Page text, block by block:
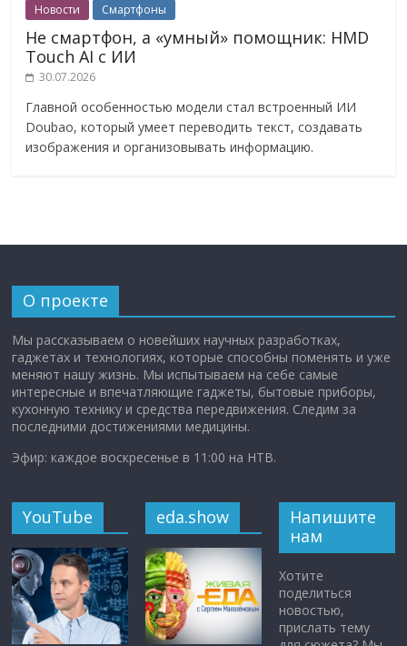
Новости Смартфоны
Не смартфон, а «умный» помощник: HMD
Touch AI с ИИ
30.07.2026
Главной особенностью модели стал встроенный ИИ
Doubao, который умеет переводить текст, создавать
изображения и организовывать информацию.
О проекте
Мы рассказываем о новейших научных разработках,
гаджетах и технологиях, которые способны поменять и уже
меняют нашу жизнь. Мы испытываем на себе самые
интересные и впечатляющие гаджеты, бытовые приборы,
кухонную технику и средства передвижения. Следим за
последними достижениями медицины.
Эфир: каждое воскресенье в 11:00 на НТВ.
YouTube eda.show
Напишите
нам
Хотите
поделиться
новостью,
прислать тему